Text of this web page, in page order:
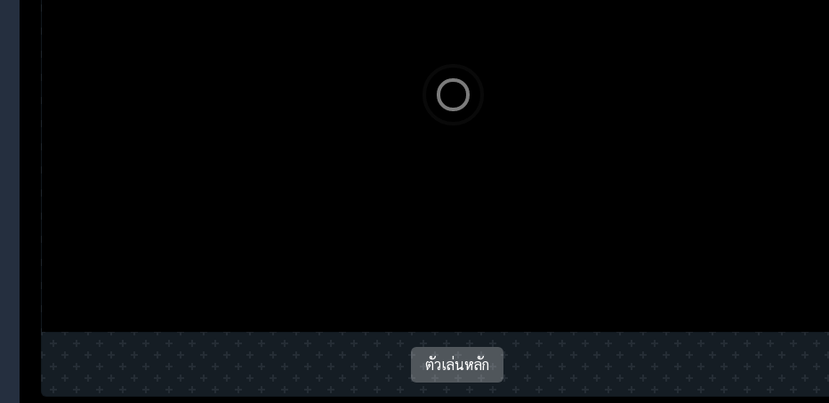
ตัวเล่นหลัก